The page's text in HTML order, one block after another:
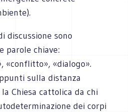
discussione sono
parole chiave:
«conflitto», «dialogo».
sulla distanza
Chiesa cattolica da chi
dei corpi